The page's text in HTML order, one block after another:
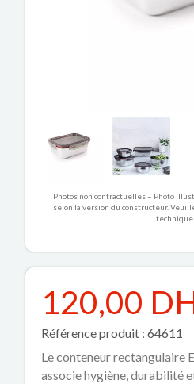
Photos non contractuelles – Photo
selon la version du constructeur.
120,00
Référence produit : 64611
Le conteneur rectangulaire
associe hygiène, durabilité